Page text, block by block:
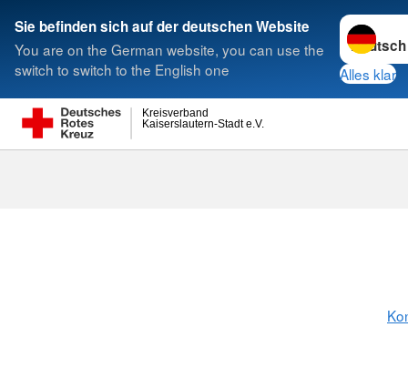
Sie befinden sich auf der deutschen Website
You are on the German website, you can use the
switch to switch to the English one
Sprache
Alles klar
Kaiserslautern-Stadt e.V.
Kreisverband
Suche